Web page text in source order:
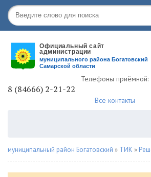
Телефоны приёмной:
8 (84666) 2-21-22
Все контакты
муниципальный район Богатовский » ТИК »